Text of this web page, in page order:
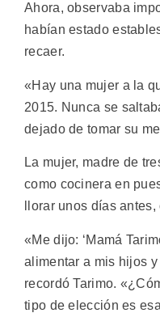
Ahora, observaba
habían estado
recaer.
«Hay una mujer a la
2015. Nunca se
dejado de tomar su
La mujer, madre de
como cocinera en
llorar unos días
«Me dijo: ‘Mamá
alimentar a mis hijos
recordó Tarimo.
tipo de elección es